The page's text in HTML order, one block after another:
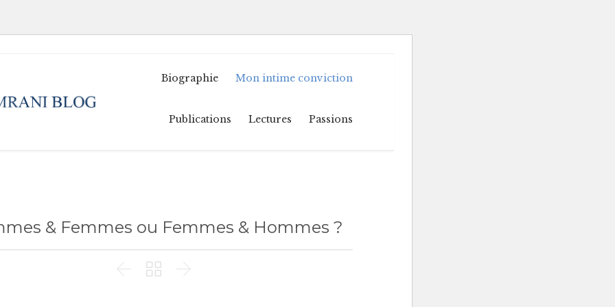
Biographie Mon intime conviction
Publications Lectures Passions
& Femmes ou Femmes & Hommes ?
  